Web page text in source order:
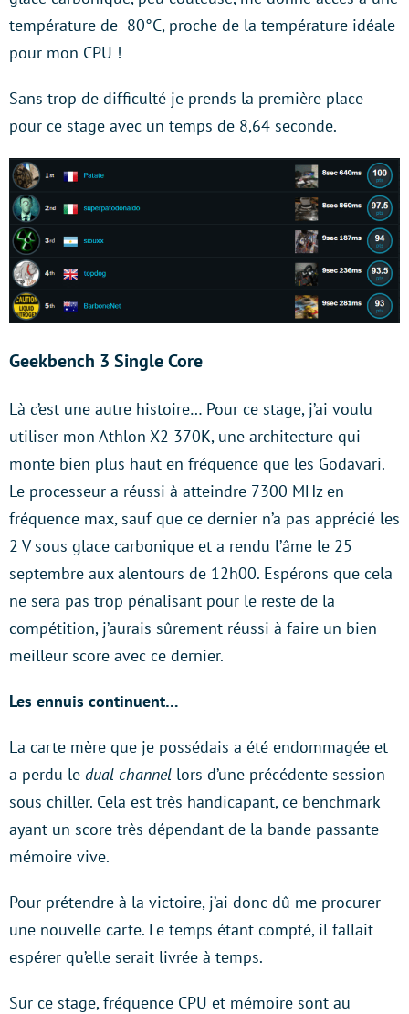
température de -80°C, proche de la température idéale
pour mon CPU !
Sans trop de difficulté je prends la première place
pour ce stage avec un temps de 8,64 seconde.
Geekbench 3 Single Core
Là c’est une autre histoire… Pour ce stage, j’ai voulu
utiliser mon Athlon X2 370K, une architecture qui
monte bien plus haut en fréquence que les Godavari.
Le processeur a réussi à atteindre 7300 MHz en
fréquence max, sauf que ce dernier n’a pas apprécié les
2 V sous glace carbonique et a rendu l’âme le 25
septembre aux alentours de 12h00. Espérons que cela
ne sera pas trop pénalisant pour le reste de la
compétition, j’aurais sûrement réussi à faire un bien
meilleur score avec ce dernier.
Les ennuis continuent…
La carte mère que je possédais a été endommagée et
a perdu le dual channel lors d’une précédente session
sous chiller. Cela est très handicapant, ce benchmark
ayant un score très dépendant de la bande passante
mémoire vive.
Pour prétendre à la victoire, j’ai donc dû me procurer
une nouvelle carte. Le temps étant compté, il fallait
espérer qu’elle serait livrée à temps.
Sur ce stage, fréquence CPU et mémoire sont au